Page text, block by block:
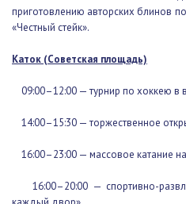
17:00 — «Во! Блин!» —
приготовлению авторских
16:00–20:00 — спортивно-